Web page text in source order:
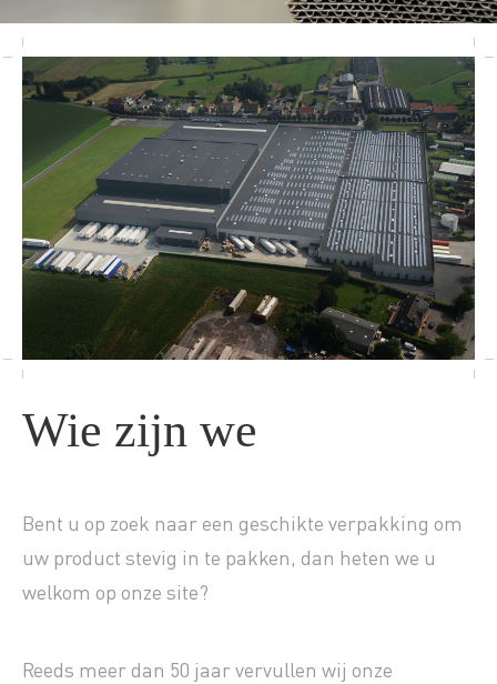
Wie zijn we
Bent u op zoek naar een geschikte verpakking om
uw product stevig in te pakken, dan heten we u
welkom op onze site?
Reeds meer dan 50 jaar vervullen wij onze